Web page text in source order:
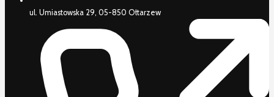
ul. Umiastowska 29, 05-850 Ołtarzew